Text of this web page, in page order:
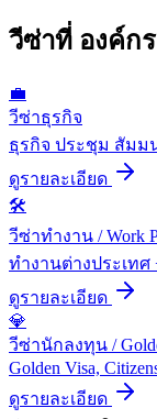
วีซ่าที่ องค์ก
💼
วีซ่าธุรกิจ
ธุรกิจ ประชุม สัมม
ดูรายละเอียด
🛠️
วีซ่าทำงาน / Work
ทำงานต่างประเทศ
ดูรายละเอียด
💎
วีซ่านักลงทุน /
Golden Visa,
ดูรายละเอียด